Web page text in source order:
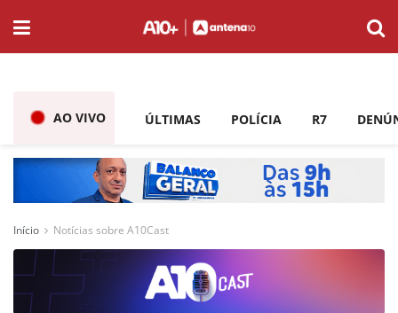
AO VIVO ÚLTIMAS POLÍCIA R7
Início Notícias sobre A10Cast